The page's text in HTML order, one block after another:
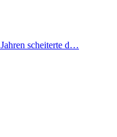
scheiterte d…